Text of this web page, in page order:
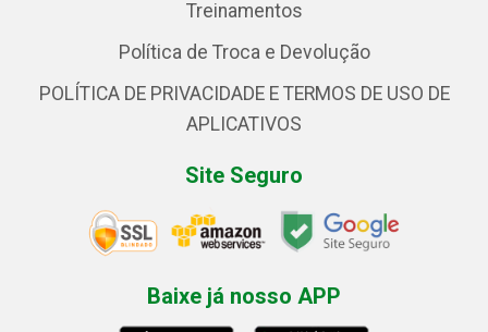
Treinamentos
Política de Troca e Devolução
POLÍTICA DE PRIVACIDADE E TERMOS DE USO DE
APLICATIVOS
Site Seguro
Baixe já nosso APP